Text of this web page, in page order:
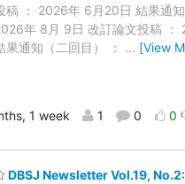
稿 ： 2026年 6月20日 結果通知
年 8月 9日 改訂論文投稿 ：
果通知（二回目） ： … [View
1 week 1 0 0
DBSJ Newsletter Vol.19,